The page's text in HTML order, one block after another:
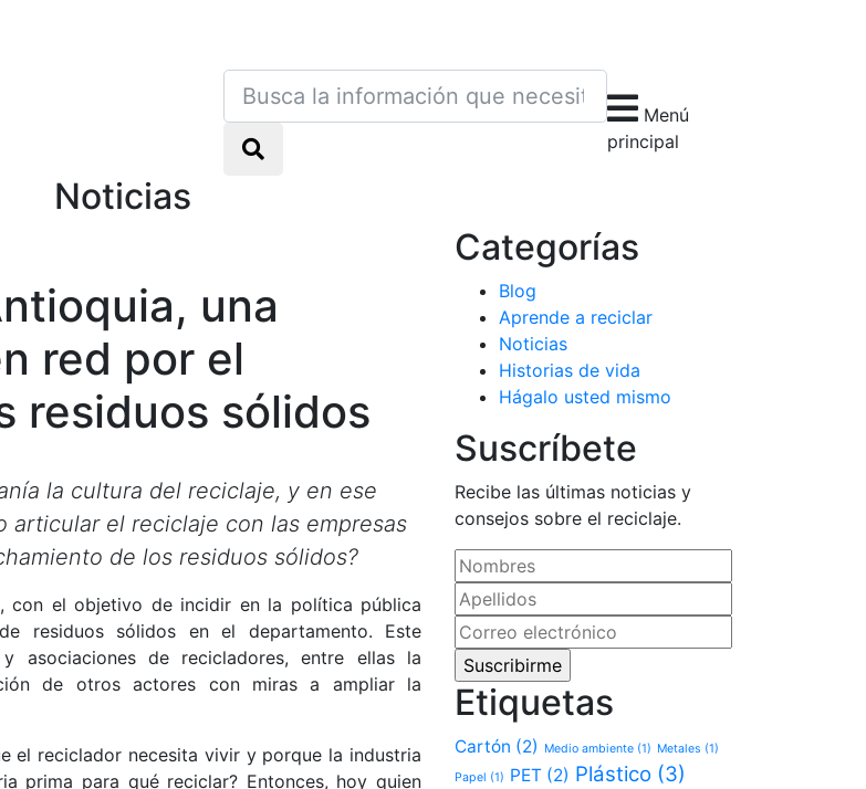
Menú
principal
Noticias
una
red por el
residuos sólidos
la cultura del reciclaje, y en ese
articular el reciclaje con las empresas
de los residuos sólidos?
con el objetivo de incidir en la política pública
residuos sólidos en el departamento. Este
asociaciones de recicladores, entre ellas la
de otros actores con miras a ampliar la
el reciclador necesita vivir y porque la industria
prima para qué reciclar? Entonces, hoy quien
Categorías
Blog
Aprende a reciclar
Noticias
Historias de vida
Hágalo usted mismo
Suscríbete
Recibe las últimas noticias y
consejos sobre el reciclaje.
Etiquetas
Cartón (2) Medio ambiente (1) Metales (1)
Papel (1) PET (2) Plástico (3)